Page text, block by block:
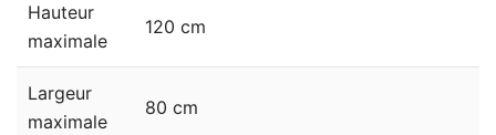
Hauteur
maximale
120 cm
Largeur
maximale
80 cm